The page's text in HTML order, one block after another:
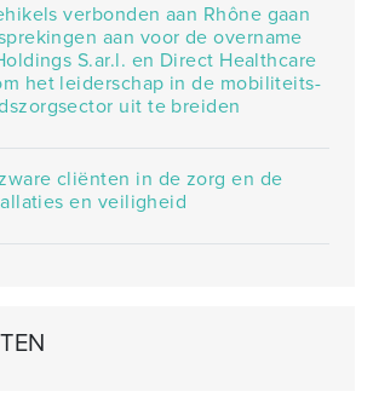
verbonden aan Rhône gaan
aan voor de overname
S.ar.l. en Direct Healthcare
het leiderschap in de mobiliteits-
uit te breiden
cliënten in de zorg en de
en veiligheid